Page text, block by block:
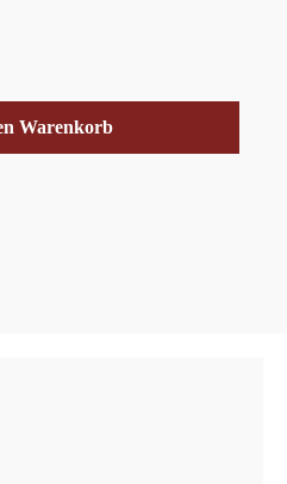
benutze die Schaltflächen um die
Warenkorb